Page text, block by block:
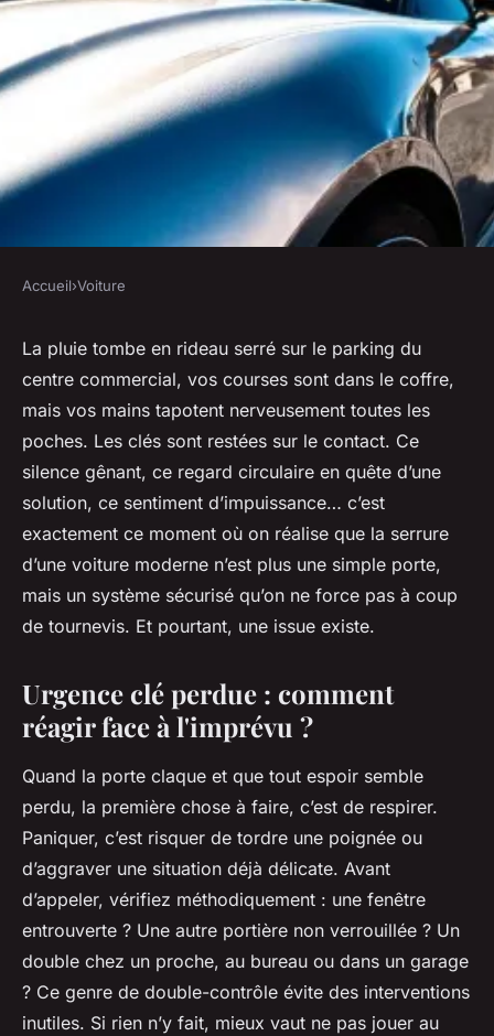
Vos Solutions de Serrurerie
Automobile d'Urgence à
Grenoble
Émeline •25/05/2026 12:51•12 min de lecture
Accueil›Voiture
La pluie tombe en rideau serré sur le parking du
centre commercial, vos courses sont dans le coffre,
mais vos mains tapotent nerveusement toutes les
poches. Les clés sont restées sur le contact. Ce
silence gênant, ce regard circulaire en quête d’une
solution, ce sentiment d’impuissance… c’est
exactement ce moment où on réalise que la serrure
d’une voiture moderne n’est plus une simple porte,
mais un système sécurisé qu’on ne force pas à coup
de tournevis. Et pourtant, une issue existe.
Urgence clé perdue : comment
réagir face à l'imprévu ?
Quand la porte claque et que tout espoir semble
perdu, la première chose à faire, c’est de respirer.
Paniquer, c’est risquer de tordre une poignée ou
d’aggraver une situation déjà délicate. Avant
d’appeler, vérifiez méthodiquement : une fenêtre
entrouverte ? Une autre portière non verrouillée ? Un
double chez un proche, au bureau ou dans un garage
? Ce genre de double-contrôle évite des interventions
inutiles. Si rien n’y fait, mieux vaut ne pas jouer au